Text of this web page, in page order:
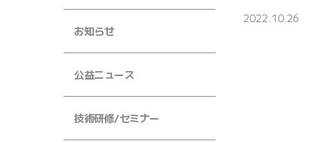
2022.10.26
お知らせ
公益ニュース
技術研修/セミナー